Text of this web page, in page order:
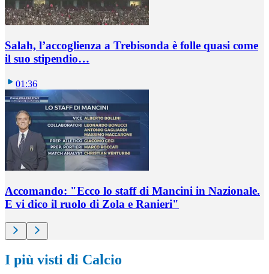
Salah, l’accoglienza a Trebisonda è folle quasi come
il suo stipendio…
01:36
Accomando: "Ecco lo staff di Mancini in Nazionale.
E vi dico il ruolo di Zola e Ranieri"
I più visti di Calcio